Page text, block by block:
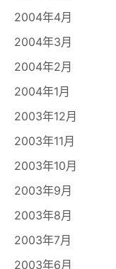
2004年4月
2004年3月
2004年2月
2004年1月
2003年12月
2003年11月
2003年10月
2003年9月
2003年8月
2003年7月
2003年6月